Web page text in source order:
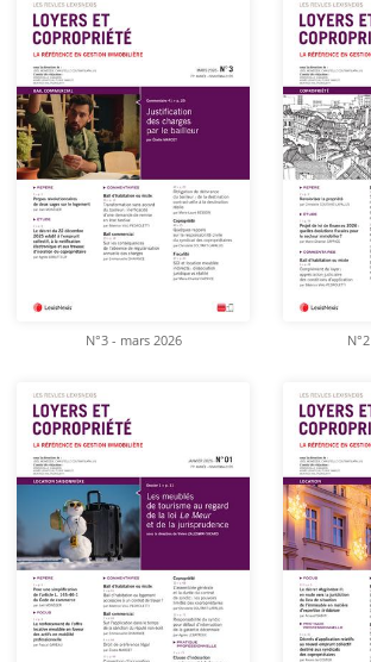
N°3 - mars 2026